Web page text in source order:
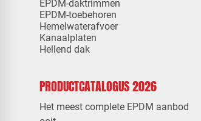
EPDM-daktrimmen
EPDM-toebehoren
Hemelwaterafvoer
Kanaalplaten
Hellend dak
PRODUCTCATALOGUS 2026
Het meest complete EPDM aanbod